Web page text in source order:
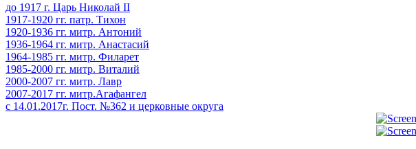
до 1917 г. Царь Николай II
1917-1920 гг. патр. Тихон
1920-1936 гг. митр. Антоний
1936-1964 гг. митр. Анастасий
1964-1985 гг. митр. Филарет
1985-2000 гг. митр. Виталий
2000-2007 гг. митр. Лавр
2007-2017 гг. митр.Агафангел
с 14.01.2017г. Пост. №362 и церковные округа